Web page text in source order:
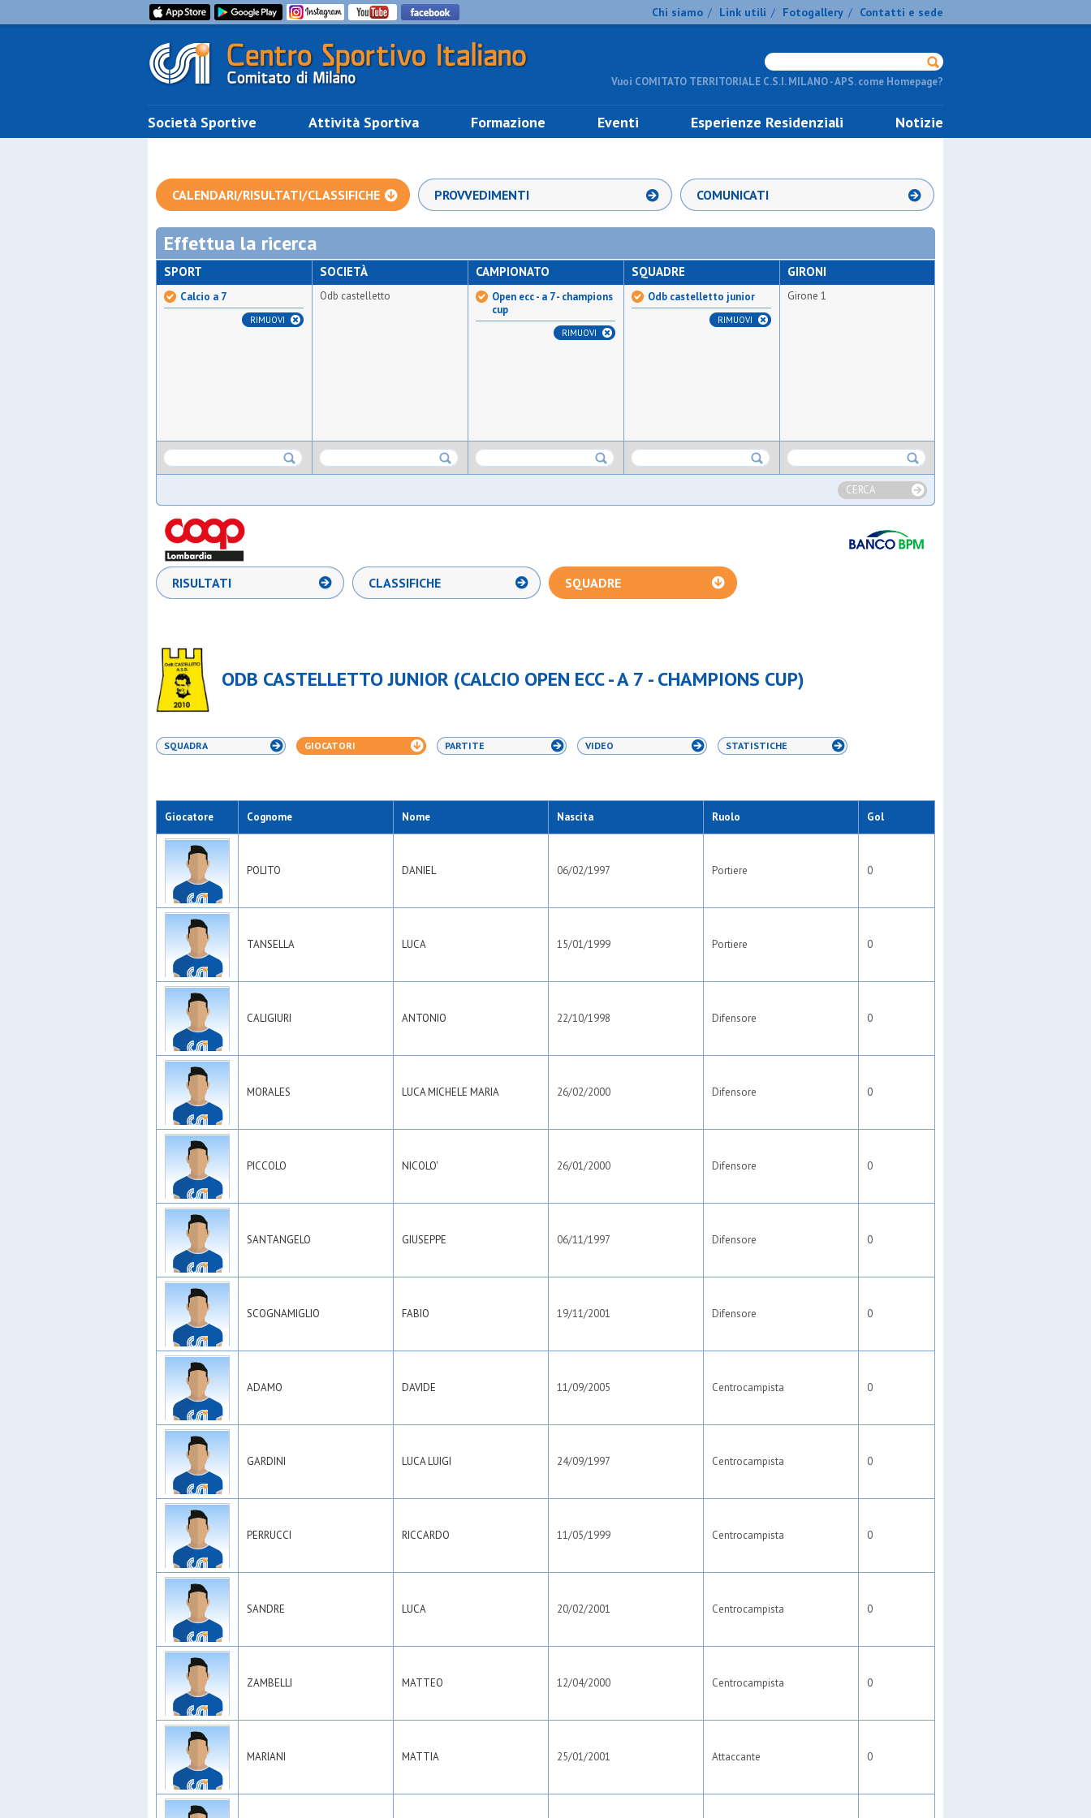
Chi siamo / Link utili / Fotogallery / Contatti e sede
Vuoi COMITATO TERRITORIALE C.S.I. MILANO - APS. come Homepage?
Società Sportive Attività Sportiva Formazione Eventi Esperienze Residenziali Notizie
CALENDARI/RISULTATI/CLASSIFICHE PROVVEDIMENTI COMUNICATI
Effettua la ricerca
SPORT
Calcio a 7
RIMUOVI
SOCIETÀ
Odb castelletto
CAMPIONATO
Open ecc - a 7 - champions
cup
RIMUOVI
SQUADRE
Odb castelletto junior
RIMUOVI
GIRONI
Girone 1
CERCA
RISULTATI CLASSIFICHE SQUADRE
ODB CASTELLETTO JUNIOR (CALCIO OPEN ECC - A 7 - CHAMPIONS CUP)
SQUADRA GIOCATORI PARTITE VIDEO STATISTICHE
Giocatore Cognome Nome Nascita Ruolo Gol
POLITO DANIEL 06/02/1997 Portiere 0
TANSELLA LUCA 15/01/1999 Portiere 0
CALIGIURI ANTONIO 22/10/1998 Difensore 0
MORALES LUCA MICHELE MARIA 26/02/2000 Difensore 0
PICCOLO NICOLO' 26/01/2000 Difensore 0
SANTANGELO GIUSEPPE 06/11/1997 Difensore 0
SCOGNAMIGLIO FABIO 19/11/2001 Difensore 0
ADAMO DAVIDE 11/09/2005 Centrocampista 0
GARDINI LUCA LUIGI 24/09/1997 Centrocampista 0
PERRUCCI RICCARDO 11/05/1999 Centrocampista 0
SANDRE LUCA 20/02/2001 Centrocampista 0
ZAMBELLI MATTEO 12/04/2000 Centrocampista 0
MARIANI MATTIA 25/01/2001 Attaccante 0